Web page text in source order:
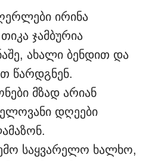
ირინა
ჯამბურია
ახალი ბენდით და
წარდგნენ.
მზად არიან
დღეები
საყვარელო ხალხო,